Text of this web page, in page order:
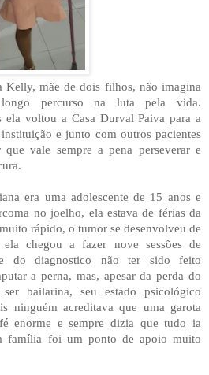
Kelly, mãe de dois filhos, não imagina
percurso na luta pela vida.
ela voltou a Casa Durval Paiva para a
e junto com outros pacientes
que vale sempre a pena perseverar e
era uma adolescente de 15 anos e
no joelho, ela estava de férias da
rápido, o tumor se desenvolveu de
chegou a fazer nove sessões de
do diagnostico não ter sido feito
a perna, mas, apesar da perda do
bailarina, seu estado psicológico
ninguém acreditava que uma garota
enorme e sempre dizia que tudo ia
família foi um ponto de apoio muito